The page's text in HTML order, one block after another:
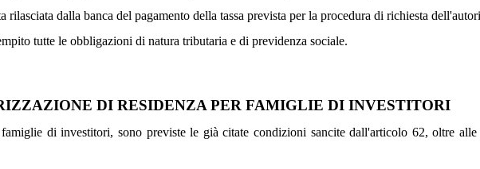
rilasciata dalla banca del pagamento della tassa prevista per la procedura di richiesta
tutte le obbligazioni di natura tributaria e di previdenza sociale.
DI RESIDENZA PER FAMIGLIE DI INVESTITORI
di investitori, sono previste le già citate condizioni sancite dall'articolo 62, oltre